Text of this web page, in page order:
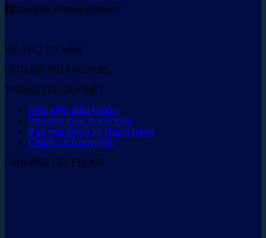
facebook.com/vinhtourvn/
HỖ TRỢ TƯ VẤN
HOTLINE 0914.00.00.65
THÔNG TIN CẦN BIẾT
Điều kiện điều khoản
Phương thức thanh toán
Bảo mật thông tin khách hàng
Chính sách quy định
FANPAGE FACEBOOK